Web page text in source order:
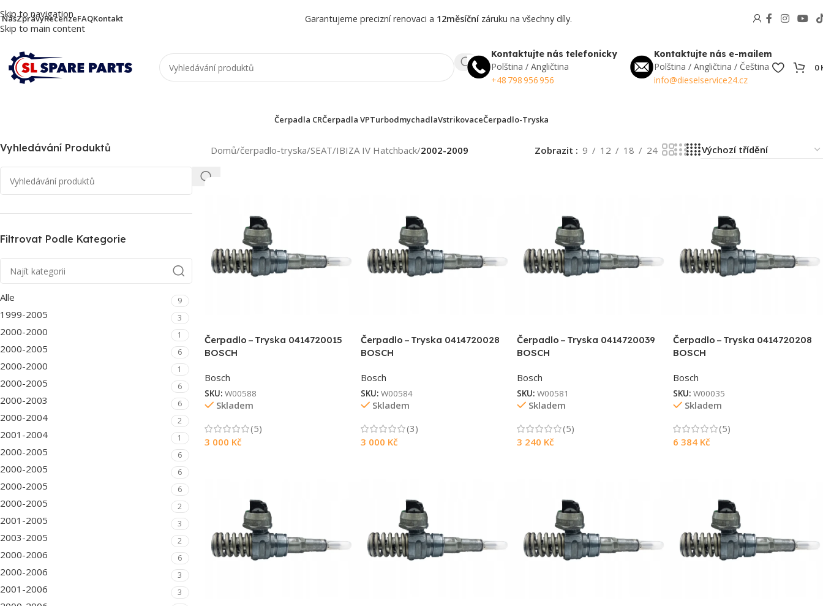
Skip to navigation
Skip to main content
NásZprávyRecenzeFAQKontakt Garantujeme precizní renovaci a 12měsíčnízáruku na všechny díly.
Kontaktujte nás telefonicky
Polština / Angličtina
+48 798 956 956
Kontaktujte nás e-mailem
Polština / Angličtina / Čeština
info@dieselservice24.cz
0
Čerpadla CRČerpadla VPTurbodmychadlaVstrikovaceČerpadlo-Tryska
Vyhledávání Produktů
Filtrovat Podle Kategorie
Alle 9
1999-2005 3
2000-2000 1
2000-2005 6
2000-2000 1
2000-2005 6
2000-2003 6
2000-2004 2
2001-2004 1
2000-2005 6
2000-2005 6
2000-2005 6
2000-2005 2
2001-2005 3
2003-2005 2
2000-2006 6
2000-2006 3
2001-2006 3
Domů/čerpadlo-tryska/SEAT/IBIZA IV Hatchback/2002-2009 Zobrazit 9 12 18 24
Čerpadlo – Tryska 0414720015
BOSCH
Bosch
SKU: W00588
Skladem
(5)
3 000 Kč
Čerpadlo – Tryska 0414720028
BOSCH
Bosch
SKU: W00584
Skladem
(3)
3 000 Kč
Čerpadlo – Tryska 0414720039
BOSCH
Bosch
SKU: W00581
Skladem
(5)
3 240 Kč
Čerpadlo – Tryska 0414720208
BOSCH
Bosch
SKU: W00035
Skladem
(5)
6 384 Kč